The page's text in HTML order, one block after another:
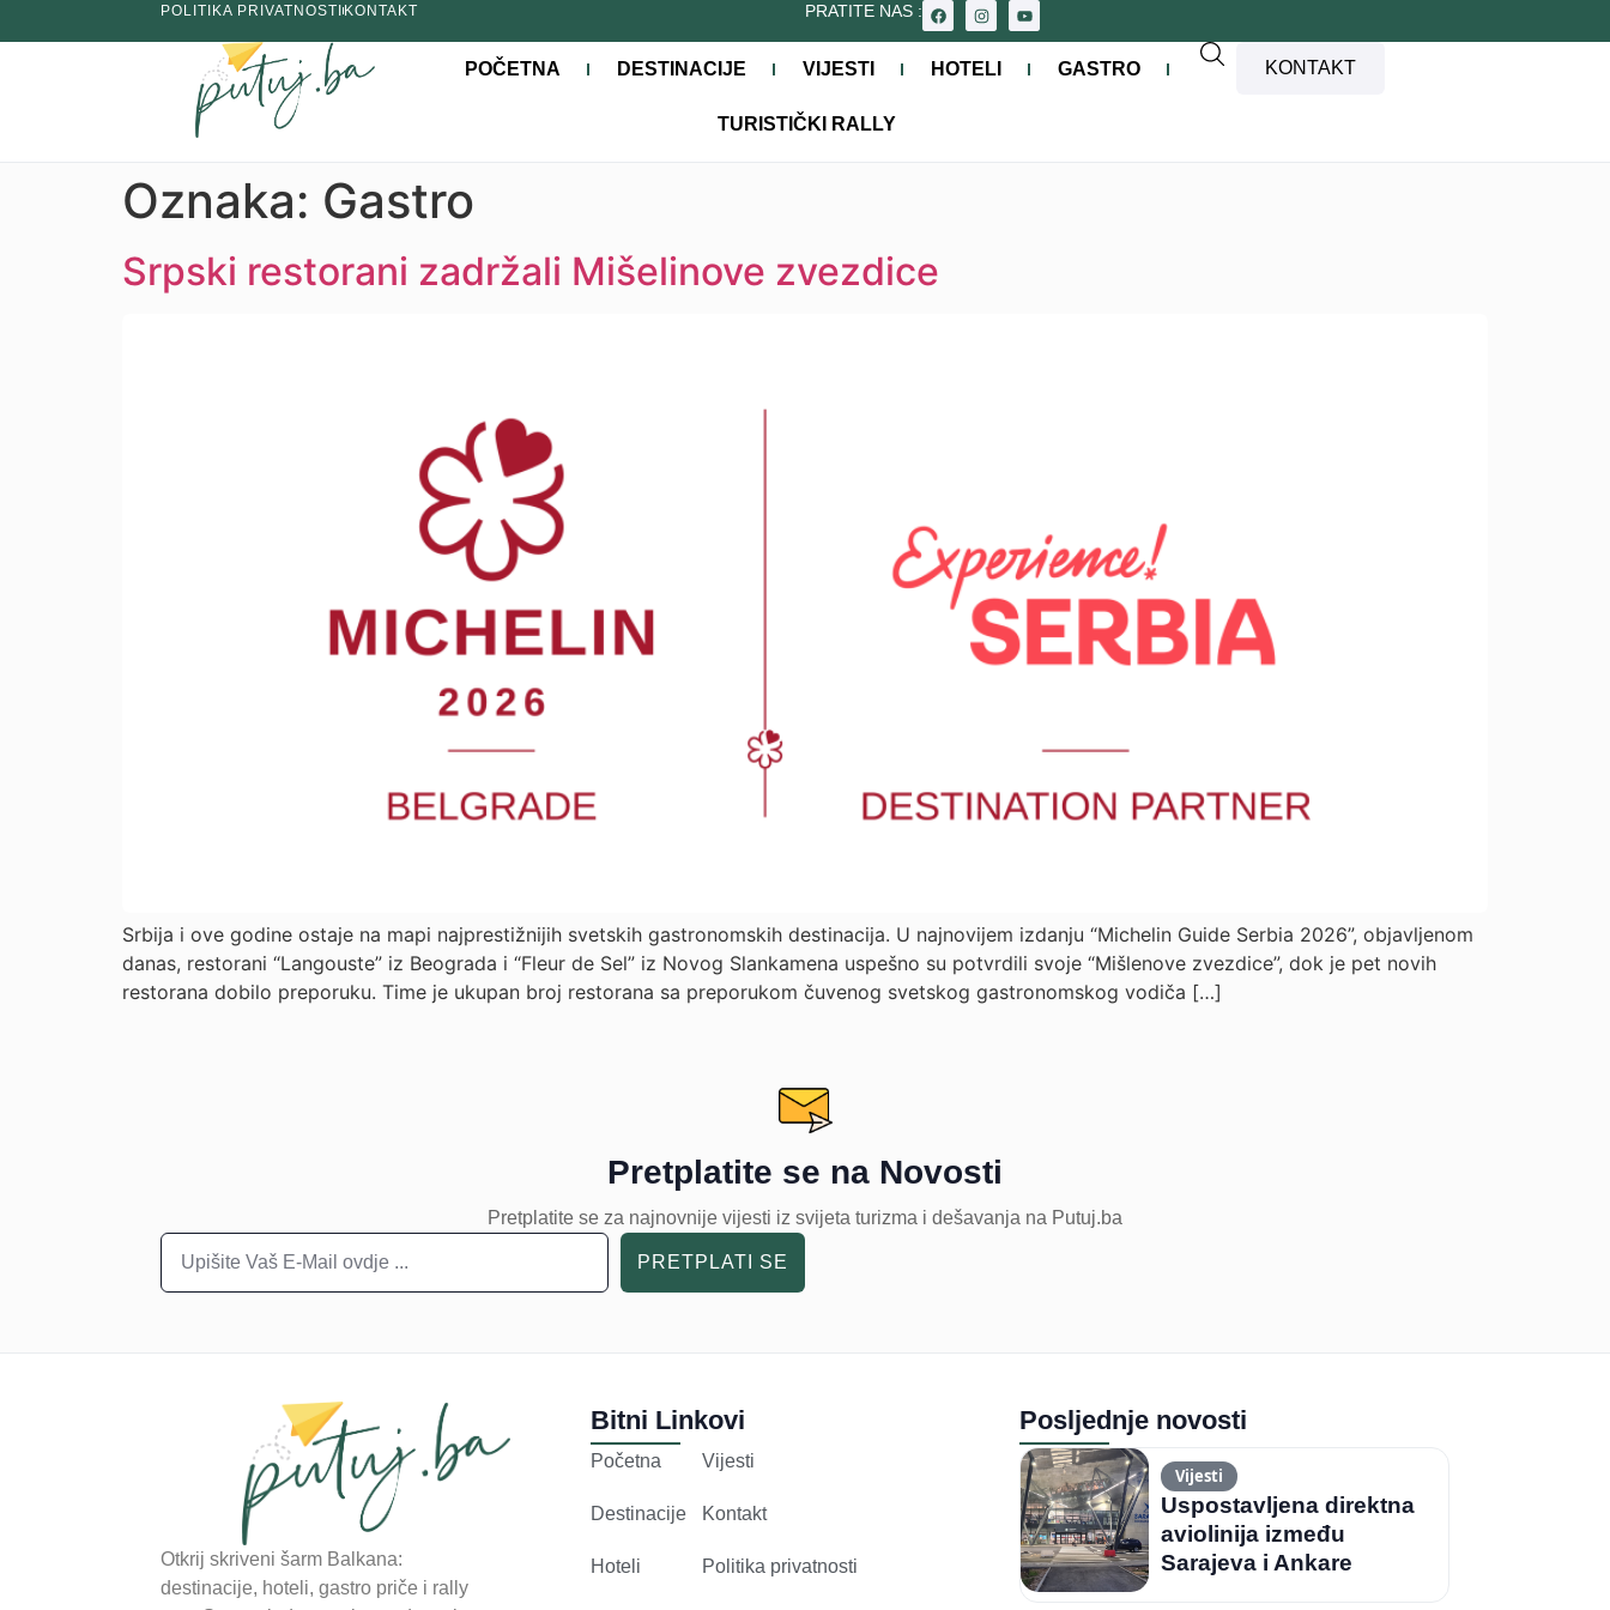
POLITIKA PRIVATNOSTIKONTAKT PRATITE NAS :
POČETNA DESTINACIJE VIJESTI HOTELI GASTRO
TURISTIČKI RALLY
KONTAKT
Oznaka: Gastro
Srpski restorani zadržali Mišelinove zvezdice
Srbija i ove godine ostaje na mapi najprestižnijih svetskih gastronomskih destinacija. U najnovijem izdanju “Michelin Guide Serbia 2026”, objavljenom
danas, restorani “Langouste” iz Beograda i “Fleur de Sel” iz Novog Slankamena uspešno su potvrdili svoje “Mišlenove zvezdice”, dok je pet novih
restorana dobilo preporuku. Time je ukupan broj restorana sa preporukom čuvenog svetskog gastronomskog vodiča […]
Pretplatite se na Novosti
Pretplatite se za najnovnije vijesti iz svijeta turizma i dešavanja na Putuj.ba
PRETPLATI SE
Otkrij skriveni šarm Balkana:
destinacije, hoteli, gastro priče i rally
Bitni Linkovi
Početna
Destinacije
Hoteli
Vijesti
Kontakt
Politika privatnosti
Posljednje novosti
Vijesti
Uspostavljena direktna
aviolinija između
Sarajeva i Ankare